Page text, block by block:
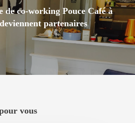
de co-working Pouce Café à
partenaires
vous